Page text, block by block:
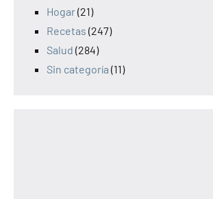
Hogar(21)
Recetas (247)
Salud (284)
Sin categoría (11)